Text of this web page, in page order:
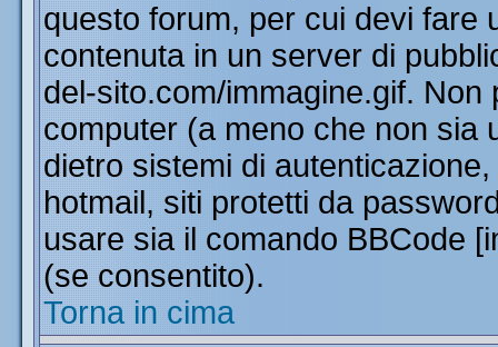
questo forum, per cui devi fare
contenuta in un server di
del-sito.com/immagine.gif.
computer (a meno che non sia
dietro sistemi di
hotmail, siti protetti da
usare sia il comando BBCode
(se consentito).
Torna in cima